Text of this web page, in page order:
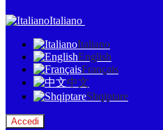
Italiano
Italiano
English
Français
中文
Shqiptare
Accedi